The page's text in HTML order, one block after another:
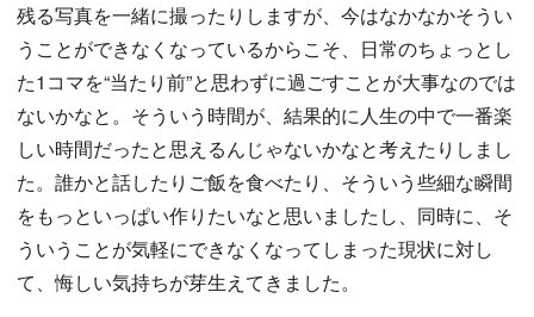
残る写真を一緒に撮ったりしますが、今はなかなかそうい
うことができなくなっているからこそ、日常のちょっとし
た1コマを“当たり前”と思わずに過ごすことが大事なのでは
ないかなと。そういう時間が、結果的に人生の中で一番楽
しい時間だったと思えるんじゃないかなと考えたりしまし
た。誰かと話したりご飯を食べたり、そういう些細な瞬間
をもっといっぱい作りたいなと思いましたし、同時に、そ
ういうことが気軽にできなくなってしまった現状に対し
て、悔しい気持ちが芽生えてきました。